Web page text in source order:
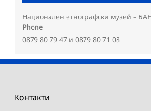
Национален етнографски музей – БАН
Phone
0879 80 79 47 и 0879 80 71 08
Контакти